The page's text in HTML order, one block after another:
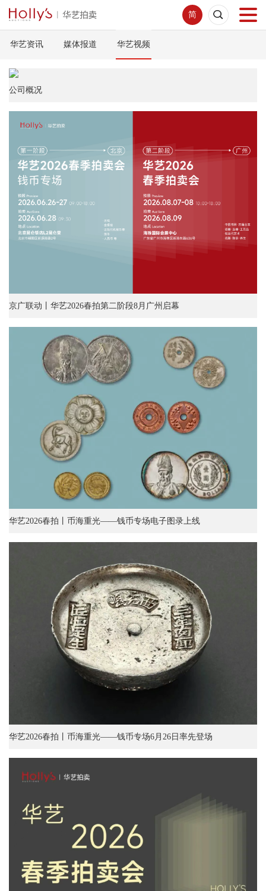
简
首页
网络拍卖
服务指南
新闻中心
华艺资讯 媒体报道 华艺视频
公司概况
京广联动丨华艺2026春拍第二阶段8月广州启幕
华艺2026春拍丨币海重光——钱币专场电子图录上线
华艺2026春拍丨币海重光——钱币专场6月26日率先登场